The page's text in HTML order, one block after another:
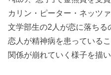
カリン・ピーター・ネッツァ
文学部生の2人が恋に落ちる
恋人が精神病を患っている
関係が崩れていく様子を描